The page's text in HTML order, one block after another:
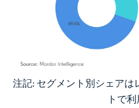
画像 © Mordor Intelligence。再利用に
注記: セグメント別シェア
トで